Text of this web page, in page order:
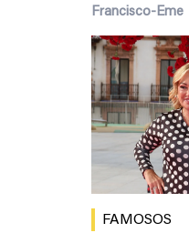
Francisco-Eme
FAMOSOS